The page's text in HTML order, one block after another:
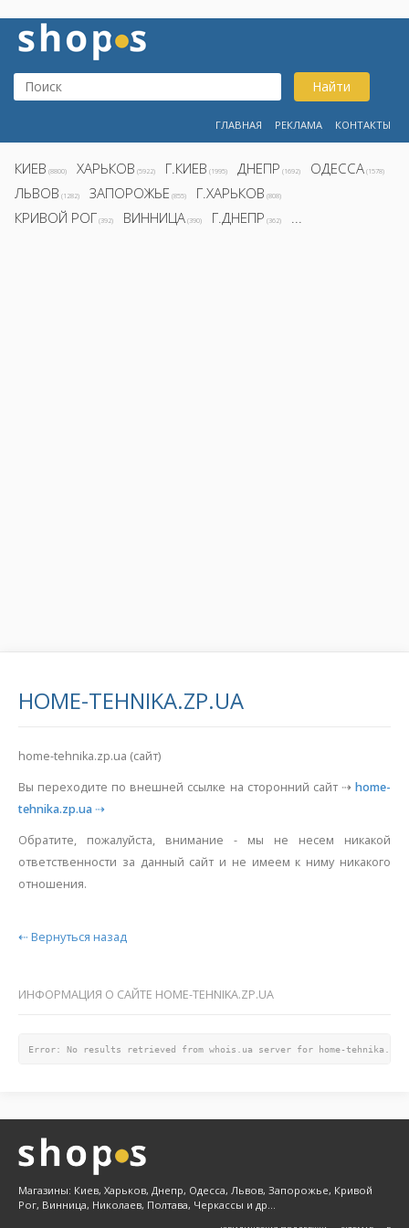
Найти
ГЛАВНАЯ РЕКЛАМА КОНТАКТЫ
КИЕВ (8800) ХАРЬКОВ (5922) Г.КИЕВ (1995) ДНЕПР (1692) ОДЕССА (1578)
ЛЬВОВ (1282) ЗАПОРОЖЬЕ (855) Г.ХАРЬКОВ (808)
КРИВОЙ РОГ (392) ВИННИЦА (390) Г.ДНЕПР (362) ...
HOME-TEHNIKA.ZP.UA
home-tehnika.zp.ua (сайт)
Вы переходите по внешней ссылке на сторонний сайт ⇢ home-
tehnika.zp.ua⇢
Обратите, пожалуйста, внимание - мы не несем никакой
ответственности за данный сайт и не имеем к ниму никакого
отношения.
⇠ Вернуться назад
ИНФОРМАЦИЯ О САЙТЕ HOME-TEHNIKA.ZP.UA
Error: No results retrieved from whois.ua server for home-
Магазины: Киев, Харьков, Днепр, Одесса, Львов, Запорожье, Кривой
Рог, Винница, Николаев, Полтава, Черкассы и др...